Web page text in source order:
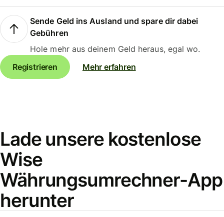
Sende Geld ins Ausland und spare dir dabei
Gebühren
Hole mehr aus deinem Geld heraus, egal wo.
Registrieren
Mehr erfahren
Lade unsere kostenlose
Wise
Währungsumrechner-App
herunter